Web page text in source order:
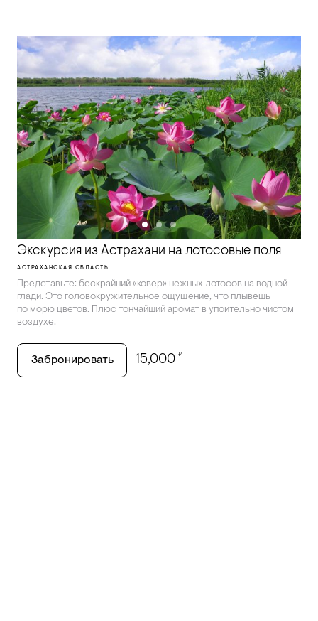
Экскурсия из Астрахани на лотосовые поля
АСТРАХАНСКАЯ ОБЛАСТЬ
Представьте: бескрайний «ковер» нежных лотосов на водной
глади. Это головокружительное ощущение, что плывешь
по морю цветов. Плюс тончайший аромат в упоительно чистом
воздухе.
Забронировать 15,000 ₽